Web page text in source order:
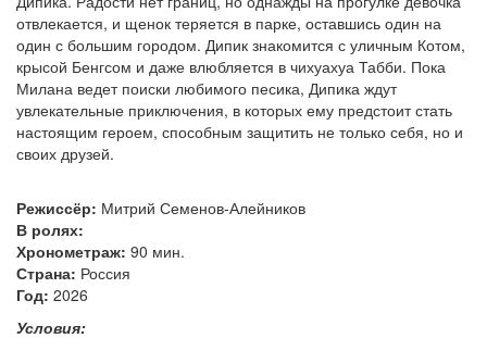
отвлекается, и щенок теряется в парке, оставшись один на
один с большим городом. Дипик знакомится с уличным Котом,
крысой Бенгсом и даже влюбляется в чихуахуа Табби. Пока
Милана ведет поиски любимого песика, Дипика ждут
увлекательные приключения, в которых ему предстоит стать
настоящим героем, способным защитить не только себя, но и
своих друзей.
Режиссёр: Митрий Семенов-Алейников
В ролях:
Хронометраж: 90 мин.
Страна: Россия
Год: 2026
Условия: